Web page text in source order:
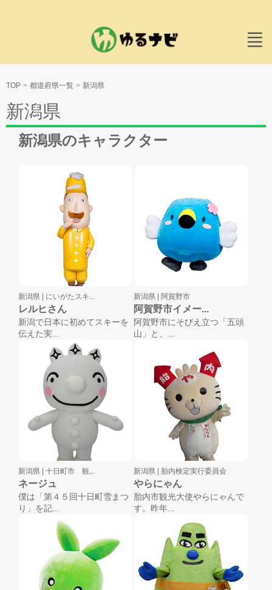
TOP 都道府県一覧 新潟県
新潟県
新潟県のキャラクター
新潟県 | にいがたスキ...
レルヒさん
新潟で日本に初めてスキーを
伝えた実...
新潟県 | 阿賀野市
阿賀野市イメー...
阿賀野市にそびえ立つ「五頭
山」と、...
新潟県 | 十日町市 観...
ネージュ
僕は「第４５回十日町雪まつ
り」を記...
新潟県 | 胎内検定実行委員会
やらにゃん
胎内市観光大使やらにゃんで
す。昨年...